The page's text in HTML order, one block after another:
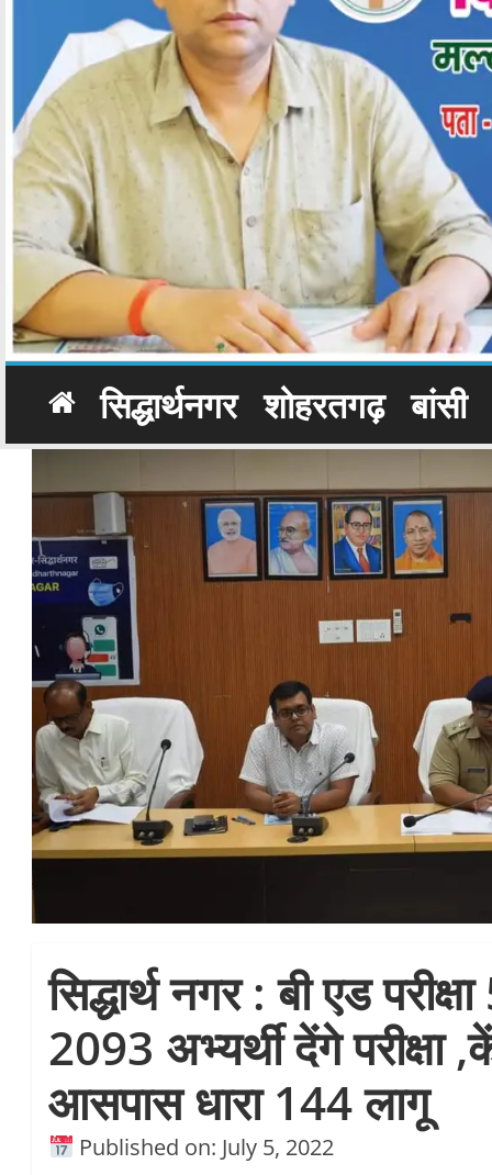
सिद्धार्थनगर शोहरतगढ़ बांसी
सिद्धार्थ नगर : बी एड
2093 अभ्यर्थी देंगे परीक्षा
आसपास धारा 144 लागू
Published on: July 5, 2022